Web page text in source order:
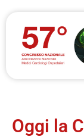
Oggi la